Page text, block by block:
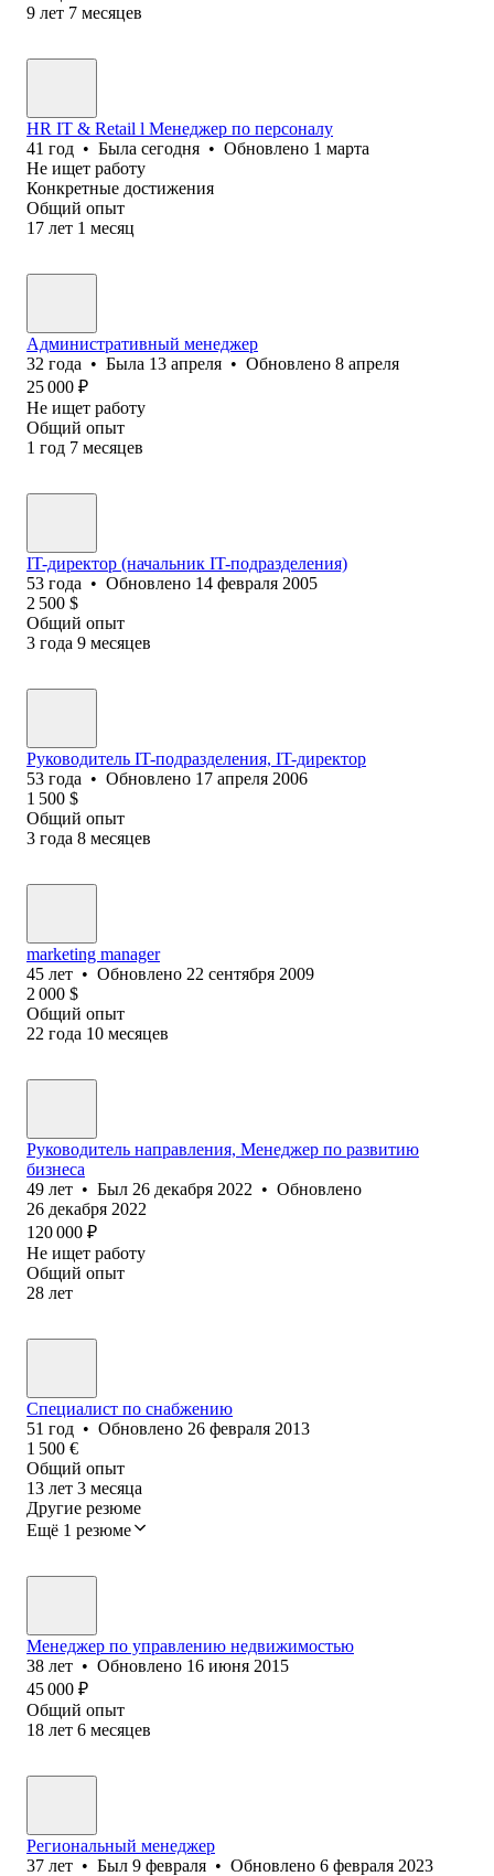
9 лет 7 месяцев
HR IT & Retail l Менеджер по персоналу
41 год • Была сегодня • Обновлено 1 марта
Не ищет работу
Конкретные достижения
Общий опыт
17 лет 1 месяц
Административный менеджер
32 года • Была 13 апреля • Обновлено 8 апреля
25 000 ₽
Не ищет работу
Общий опыт
1 год 7 месяцев
IT-директор (начальник IT-подразделения)
53 года • Обновлено 14 февраля 2005
2 500 $
Общий опыт
3 года 9 месяцев
Руководитель IT-подразделения, IT-директор
53 года • Обновлено 17 апреля 2006
1 500 $
Общий опыт
3 года 8 месяцев
marketing manager
45 лет • Обновлено 22 сентября 2009
2 000 $
Общий опыт
22 года 10 месяцев
Руководитель направления, Менеджер по развитию
бизнеса
49 лет • Был 26 декабря 2022 • Обновлено
26 декабря 2022
120 000 ₽
Не ищет работу
Общий опыт
28 лет
Специалист по снабжению
51 год • Обновлено 26 февраля 2013
1 500 €
Общий опыт
13 лет 3 месяца
Другие резюме
Ещё 1 резюме
Менеджер по управлению недвижимостью
38 лет • Обновлено 16 июня 2015
45 000 ₽
Общий опыт
18 лет 6 месяцев
Региональный менеджер
37 лет • Был 9 февраля • Обновлено 6 февраля 2023